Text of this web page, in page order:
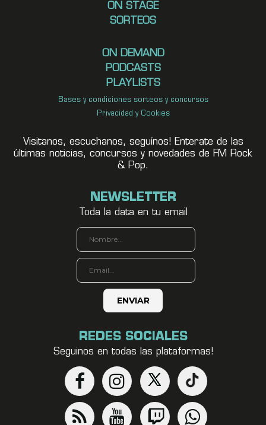
ON STAGE
SORTEOS
ON DEMAND
PODCASTS
PLAYLISTS
Bases y condiciones sorteos y concursos
Privacidad y Cookies
Visitanos, escuchanos, seguínos! Enterate de las
últimas noticias, concursos y novedades de FM Rock
& Pop.
NEWSLETTER
Toda la data en tu email
REDES SOCIALES
Seguinos en todas las plataformas!